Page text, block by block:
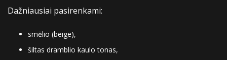
Dažniausiai pasirenkami:
smėlio (beige),
šiltas dramblio kaulo tonas,